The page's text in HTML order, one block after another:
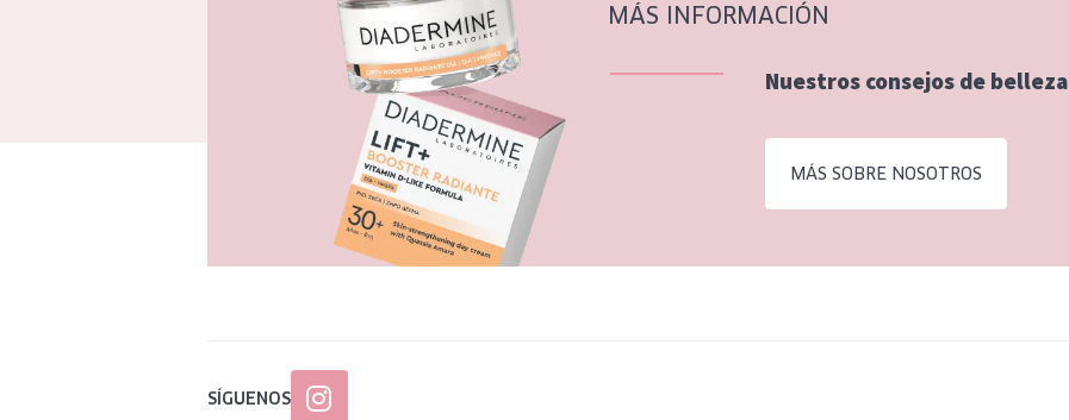
MÁS INFORMACIÓN
Nuestros consejos de belleza
MÁS SOBRE NOSOTROS
SÍGUENOS